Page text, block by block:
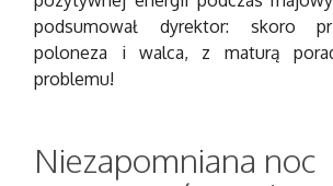
podsumował dyrektor: skoro
poloneza i walca, z maturą
problemu!
Niezapomniana noc